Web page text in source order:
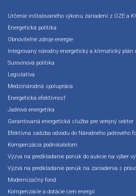
Určenie inštalovaného výkonu zariadení z OZE a
Energetická politika
Obnoviteľné zdroje energie
Integrovaný národný energetický a klimatický plán
Surovinová politika
Legislatíva
Medzinárodná spolupráca
Energetická efektívnosť
Jadrová energetika
Garantovaná energetická služba pre verejný sektor
Efektívna sadzba odvodu do Národného jadrového
Kompenzácia podnikateľom
Výzva na predkladanie ponúk do aukcie na výber
Výzva na predkladanie ponúk na zariadenia s
Modernizačný fond
Kompenzácie a dotácie cien energií